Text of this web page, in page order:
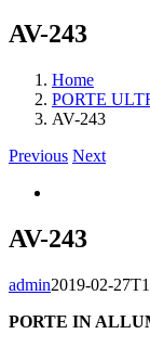
AV-243
Home
PORTE
AV-243
Previous Next
Image
AV-243
admin2019-02-
PORTE IN